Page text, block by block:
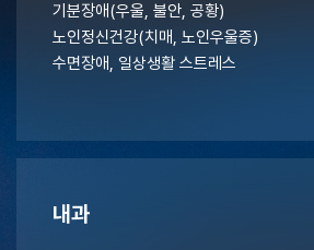
기분장애(우울, 불안, 공황)
노인정신건강(치매, 노인우울증)
수면장애, 일상생활 스트레스
내과